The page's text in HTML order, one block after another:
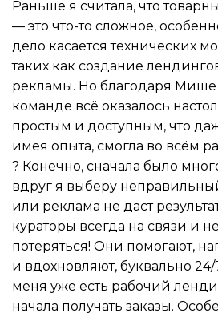
Раньше я считала, что
— это что-то сложное,
дело касается технических
таких как создание
рекламы. Но благодаря Мише
команде всё оказалось
простым и доступным, что
имея опыта, смогла во всём
? Конечно, сначала было
вдруг я выберу
или реклама не даст
кураторы всегда на связи и
потеряться! Они помогают,
и вдохновляют, буквально 24/
меня уже есть рабочий
начала получать заказы.